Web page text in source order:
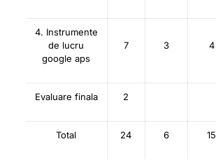
4. Instrumente
de lucru
google aps
7 3 4
Evaluare finala 2
Total 24 6 15